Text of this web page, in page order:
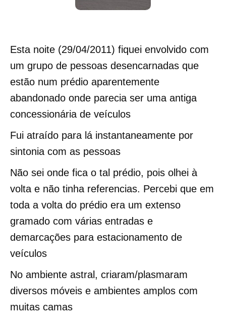
Esta noite (29/04/2011) fiquei envolvido com
um grupo de pessoas desencarnadas que
estão num prédio aparentemente
abandonado onde parecia ser uma antiga
concessionária de veículos
Fui atraído para lá instantaneamente por
sintonia com as pessoas
Não sei onde fica o tal prédio, pois olhei à
volta e não tinha referencias. Percebi que em
toda a volta do prédio era um extenso
gramado com várias entradas e
demarcações para estacionamento de
veículos
No ambiente astral, criaram/plasmaram
diversos móveis e ambientes amplos com
muitas camas